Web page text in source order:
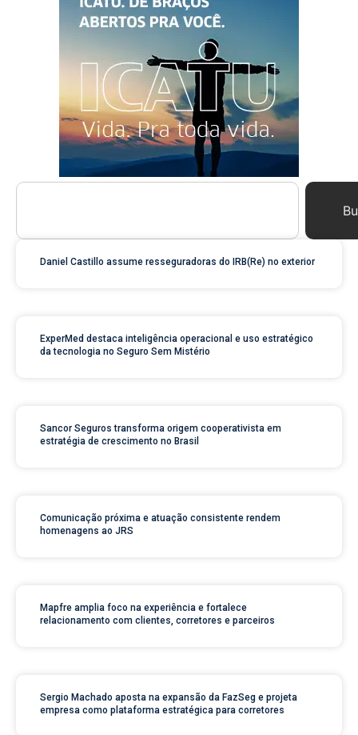
Daniel Castillo assume resseguradoras do IRB(Re) no exterior
ExperMed destaca inteligência operacional e uso estratégico
da tecnologia no Seguro Sem Mistério
Sancor Seguros transforma origem cooperativista em
estratégia de crescimento no Brasil
Comunicação próxima e atuação consistente rendem
homenagens ao JRS
Mapfre amplia foco na experiência e fortalece
relacionamento com clientes, corretores e parceiros
Sergio Machado aposta na expansão da FazSeg e projeta
empresa como plataforma estratégica para corretores